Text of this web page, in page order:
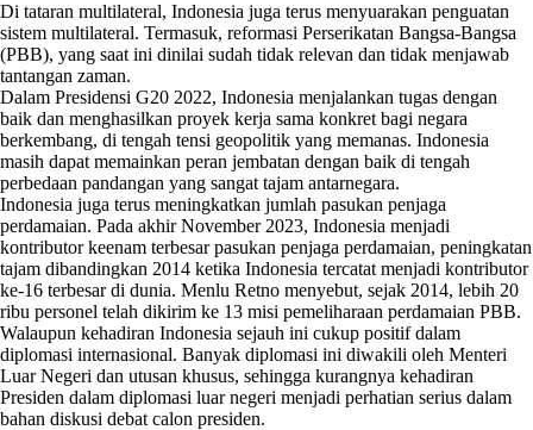
Di tataran multilateral, Indonesia juga terus menyuarakan penguatan
sistem multilateral. Termasuk, reformasi Perserikatan Bangsa-Bangsa
(PBB), yang saat ini dinilai sudah tidak relevan dan tidak menjawab
tantangan zaman.
Dalam Presidensi G20 2022, Indonesia menjalankan tugas dengan
baik dan menghasilkan proyek kerja sama konkret bagi negara
berkembang, di tengah tensi geopolitik yang memanas. Indonesia
masih dapat memainkan peran jembatan dengan baik di tengah
perbedaan pandangan yang sangat tajam antarnegara.
Indonesia juga terus meningkatkan jumlah pasukan penjaga
perdamaian. Pada akhir November 2023, Indonesia menjadi
kontributor keenam terbesar pasukan penjaga perdamaian, peningkatan
tajam dibandingkan 2014 ketika Indonesia tercatat menjadi kontributor
ke-16 terbesar di dunia. Menlu Retno menyebut, sejak 2014, lebih 20
ribu personel telah dikirim ke 13 misi pemeliharaan perdamaian PBB.
Walaupun kehadiran Indonesia sejauh ini cukup positif dalam
diplomasi internasional. Banyak diplomasi ini diwakili oleh Menteri
Luar Negeri dan utusan khusus, sehingga kurangnya kehadiran
Presiden dalam diplomasi luar negeri menjadi perhatian serius dalam
bahan diskusi debat calon presiden.